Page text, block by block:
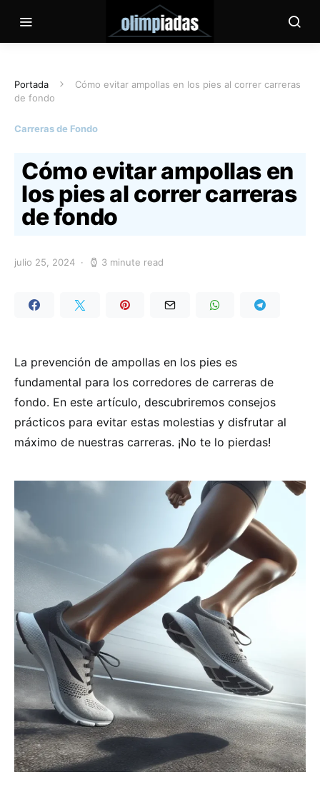
Portada
Cómo evitar ampollas en los pies al correr carreras
de fondo
Carreras de Fondo
Cómo evitar ampollas en
los pies al correr carreras
de fondo
julio 25, 2024 3 minute read
La prevención de ampollas en los pies es
fundamental para los corredores de carreras de
fondo. En este artículo, descubriremos consejos
prácticos para evitar estas molestias y disfrutar al
máximo de nuestras carreras. ¡No te lo pierdas!